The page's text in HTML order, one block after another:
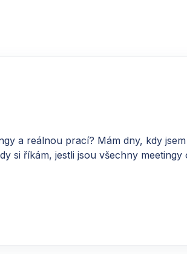
a reálnou prací? Mám dny, kdy
si říkám, jestli jsou všechny